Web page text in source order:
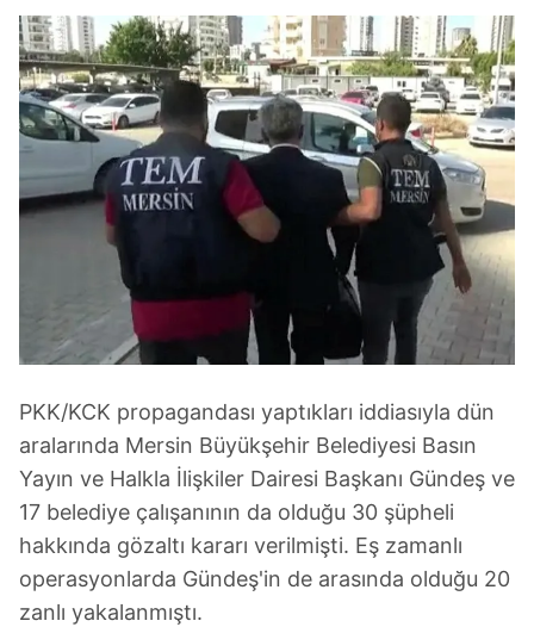
PKK/KCK propagandası yaptıkları iddiasıyla dün
aralarında Mersin Büyükşehir Belediyesi Basın
Yayın ve Halkla İlişkiler Dairesi Başkanı Gündeş ve
17 belediye çalışanının da olduğu 30 şüpheli
hakkında gözaltı kararı verilmişti. Eş zamanlı
operasyonlarda Gündeş'in de arasında olduğu 20
zanlı yakalanmıştı.